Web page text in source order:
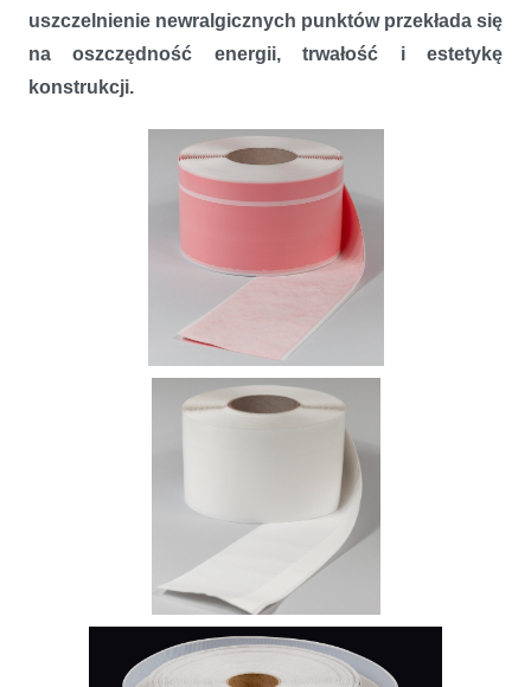
uszczelnienie newralgicznych punktów przekłada się
na oszczędność energii, trwałość i estetykę
konstrukcji.